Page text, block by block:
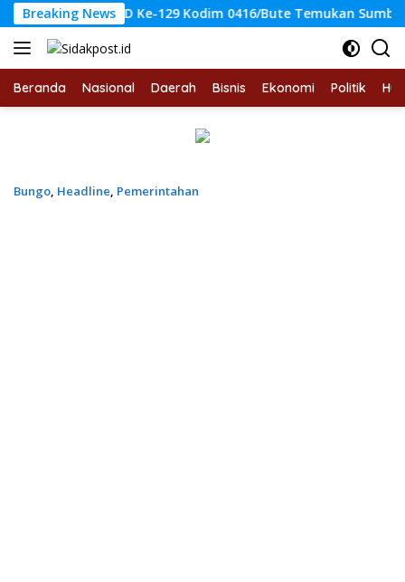
Langsung
ke
konten
Breaking News
TMMD Ke-129 Kodim 0416/Bute Temukan Sumber Air
Beranda Nasional Daerah Bisnis Ekonomi Politik
Bungo, Headline, Pemerintahan